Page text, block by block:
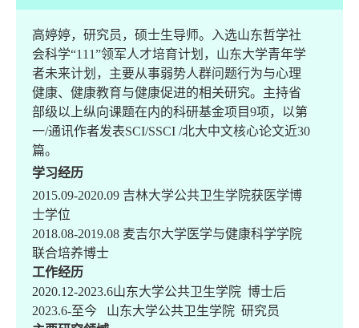
高婷婷，研究员，硕士生导师。入选山东哲学社
会科学“111”领军人才培育计划，山东大学青年学
者未来计划，主要从事弱势人群问题行为与心理
健康、健康教育与健康促进的相关研究。主持省
部级以上纵向课题在内的科研基金项目9项，以第
一/通讯作者发表SCI/SSCI /北大中文核心论文近30
篇。
学习经历
2015.09-2020.09 吉林大学公共卫生学院获医学博
士学位
2018.08-2019.08 麦吉尔大学医学与健康科学学院
联合培养博士
工作经历
2020.12-2023.6山东大学公共卫生学院 博士后
2023.6-至今 山东大学公共卫生学院 研究员